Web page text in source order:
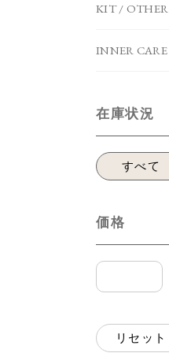
KIT / OTHER
INNER CARE
在庫状況
すべて
価格
リセット